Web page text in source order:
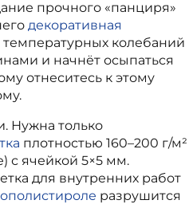
прочного «панциря»
декоративная
колебаний
и начнёт осыпаться
отнеситесь к этому
Нужна только
плотностью 160–200 г/м²
с ячейкой 5×5 мм.
для внутренних работ
разрушится